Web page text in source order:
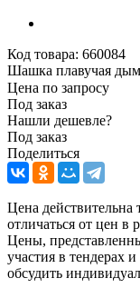
Код товара: 660084
Шашка плавучая
Цена по запросу
Под заказ
Нашли дешевле?
Под заказ
Поделиться
Цена действительна
отличаться от цен в
Цены,
участия в тендерах
обсудить